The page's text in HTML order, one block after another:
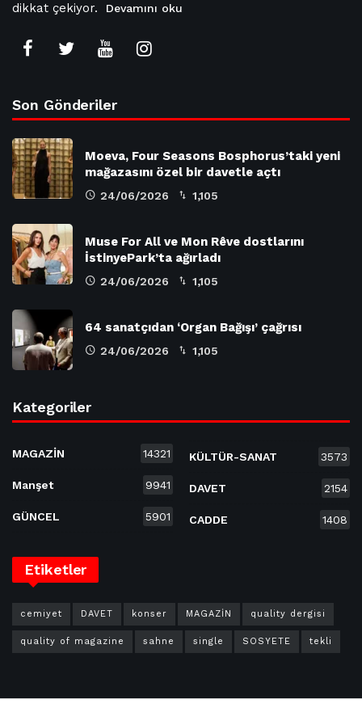
dikkat çekiyor.
Devamını oku
Son Gönderiler
Moeva, Four Seasons Bosphorus’taki yeni
mağazasını özel bir davetle açtı
24/06/2026 1,105
Muse For All ve Mon Rêve dostlarını
İstinyePark’ta ağırladı
24/06/2026 1,105
64 sanatçıdan ‘Organ Bağışı’ çağrısı
24/06/2026 1,105
Kategoriler
MAGAZİN 14321
Manşet 9941
GÜNCEL 5901
KÜLTÜR-SANAT 3573
DAVET 2154
CADDE 1408
Etiketler
cemiyet DAVET konser MAGAZİN quality dergisi
quality of magazine sahne single SOSYETE tekli